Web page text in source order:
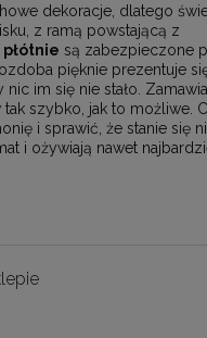
dekoracje, dlatego
z ramą powstającą z
są zabezpieczone
pięknie prezentuje
im się nie stało.
szybko, jak to możliwe.
i sprawić, że stanie się
i ożywiają nawet